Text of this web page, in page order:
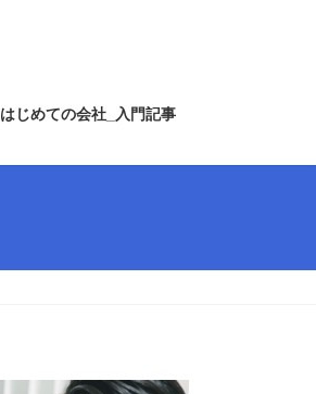
はじめての会社_入門記事